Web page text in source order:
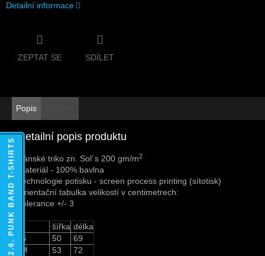
Detailní informace
ZEPTAT SE SDÍLET
Popis
Detailní popis produktu
Pánské triko zn. Sol´s 200 gm/m2
Materiál - 100% bavlna
Technologie potisku - screen process printing (sítotisk)
Orientační tabulka velikostí v centimetrech:
Tolerance +/- 3
šířka délka
S
50
69
M
53
72
2.6. PUNK BAND T-SHIRTS